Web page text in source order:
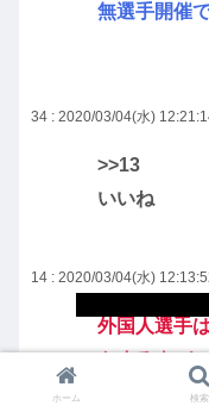
無選手開催
34 : 2020/03/04(水)
>>13
いいね
14 : 2020/03/04(水)
外国人選手
トするよバ
ホーム 検索